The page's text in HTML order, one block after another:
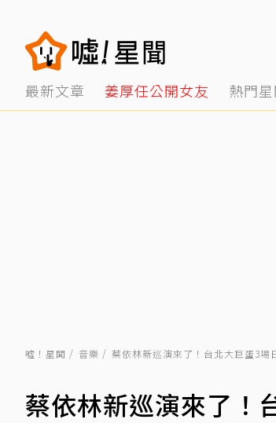
最新文章 姜厚任公開女友 熱門
噓！星聞 音樂 蔡依林新巡演來了！台北大巨蛋3場
蔡依林新巡演來了！